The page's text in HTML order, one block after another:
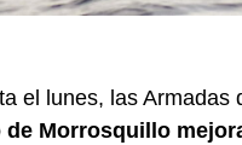
el lunes, las Armadas
Morrosquillo